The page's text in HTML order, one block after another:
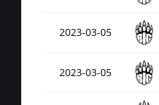
de_train
2023-03-05
2023-03-05